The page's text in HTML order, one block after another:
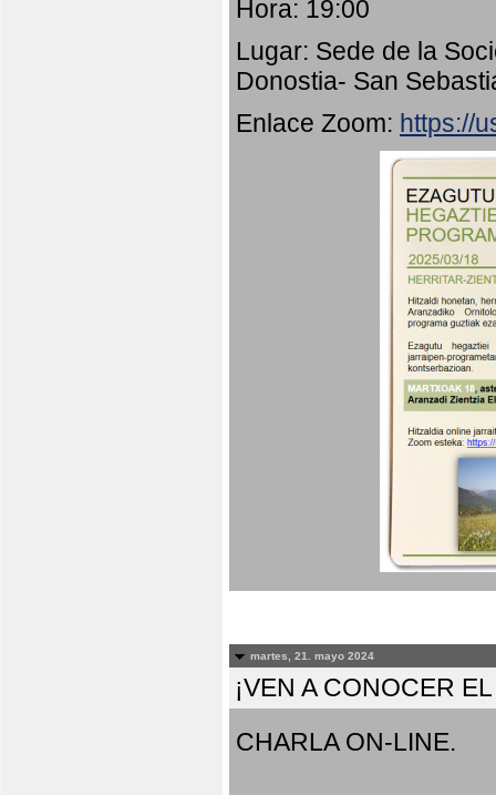
Hora: 19:00
Lugar: Sede de la
Donostia- San
Enlace Zoom: https://
martes, 21. mayo 2024
¡VEN A CONOCER
CHARLA ON-LINE.